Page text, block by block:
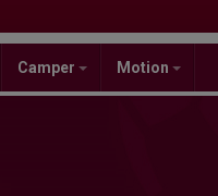
Camper Motion